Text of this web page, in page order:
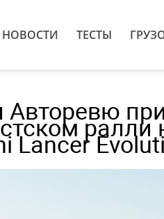
НОВОСТИ ТЕСТЫ
ралли
Lancer